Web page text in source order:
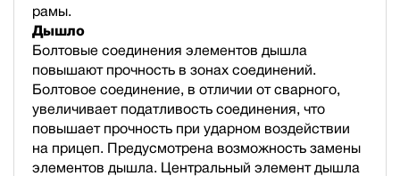
рамы.
Дышло
Болтовые соединения элементов дышла
повышают прочность в зонах соединений.
Болтовое соединение, в отличии от сварного,
увеличивает податливость соединения, что
повышает прочность при ударном воздействии
на прицеп. Предусмотрена возможность замены
элементов дышла. Центральный элемент дышла